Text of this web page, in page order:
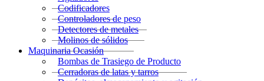
Codificadores
Controladores de peso
Detectores de metales
Molinos de sólidos
Maquinaria Ocasión
Bombas de Trasiego de Producto
Cerradoras de latas y tarros